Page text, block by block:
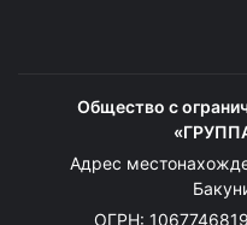
Общество с
Адрес
ОГРН: